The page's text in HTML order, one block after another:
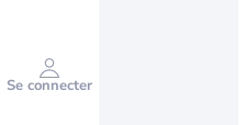
Se connecter